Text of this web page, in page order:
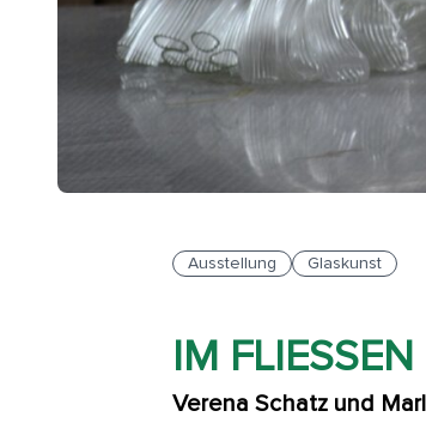
Ausstellung Glaskunst
IM
Verena Schatz und